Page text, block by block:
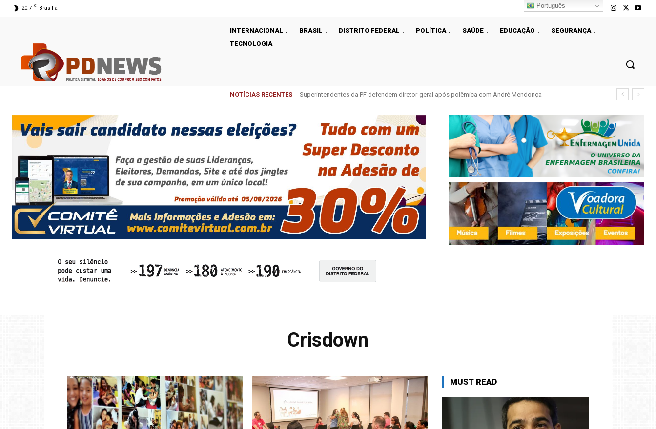
20.7 C Brasília
INTERNACIONAL BRASIL DISTRITO FEDERAL POLÍTICA SAÚDE EDUCAÇÃO
SEGURANÇA
TECNOLOGIA
NOTÍCIAS RECENTES Superintendentes da PF defendem diretor-geral após polêmica com André Mendonça
Cirurgias plásticas de mama no SUS crescem mais de 50% em dez anos
Crisdown
MUST READ
Português